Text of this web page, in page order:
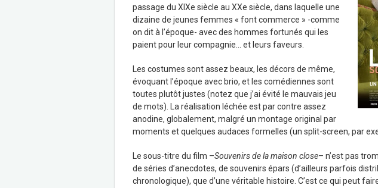
passage du XIXe siècle au XXe siècle, dans laquelle une
dizaine de jeunes femmes « font commerce » -comme
on dit à l’époque- avec des hommes fortunés qui les
paient pour leur compagnie… et leurs faveurs.
Les costumes sont assez beaux, les décors de même,
évoquant l’époque avec brio, et les comédiennes sont
toutes plutôt justes (notez que j’ai évité le mauvais jeu
de mots). La réalisation léchée est par contre assez
anodine, globalement, malgré un montage original par
moments et quelques audaces formelles (un split-screen, par
Le sous-titre du film –Souvenirs de la maison close– n’est pas
de séries d’anecdotes, de souvenirs épars (d’ailleurs parfois
chronologique), que d’une véritable histoire. C’est ce qui peut